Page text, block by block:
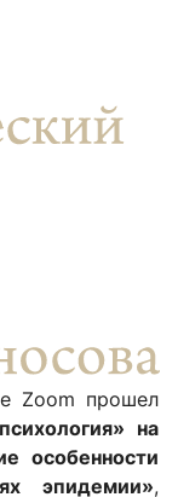
Zoom прошел
на
особенности
эпидемии»,